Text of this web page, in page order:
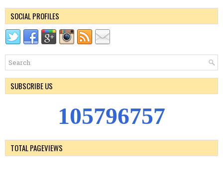
SOCIAL PROFILES
SUBSCRIBE US
105796757
TOTAL PAGEVIEWS